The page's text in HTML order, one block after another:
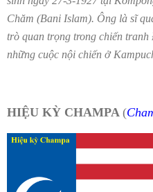
Chăm (Bani Islam). Ông là sĩ
trò quan trọng trong chiến
những cuộc nội chiến ở
HIỆU KỲ CHAMPA (